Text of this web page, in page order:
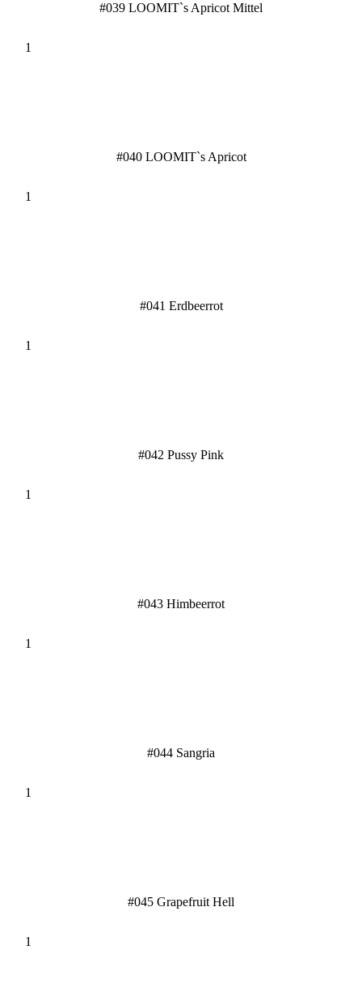
#039 LOOMIT`s Apricot Mittel
#040 LOOMIT`s Apricot
#041 Erdbeerrot
#042 Pussy Pink
#043 Himbeerrot
#044 Sangria
#045 Grapefruit Hell